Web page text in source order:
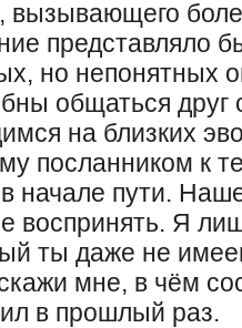
вызывающего
представляло
но
общаться друг
на близких
посланником к
начале пути.
воспринять. Я
ты даже не
мне, в чём
в прошлый раз.